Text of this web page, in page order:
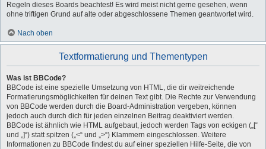
Regeln dieses Boards beachtest! Es wird meist nicht gerne gesehen, wenn
ohne triftigen Grund auf alte oder abgeschlossene Themen geantwortet wird.
Nach oben
Textformatierung und Thementypen
Was ist BBCode?
BBCode ist eine spezielle Umsetzung von HTML, die dir weitreichende
Formatierungsmöglichkeiten für deinen Text gibt. Die Rechte zur Verwendung
von BBCode werden durch die Board-Administration vergeben, können
jedoch auch durch dich für jeden einzelnen Beitrag deaktiviert werden.
BBCode ist ähnlich wie HTML aufgebaut, jedoch werden Tags von eckigen („[“
und „]“) statt spitzen („<“ und „>“) Klammern eingeschlossen. Weitere
Informationen zu BBCode findest du auf einer speziellen Hilfe-Seite, die von